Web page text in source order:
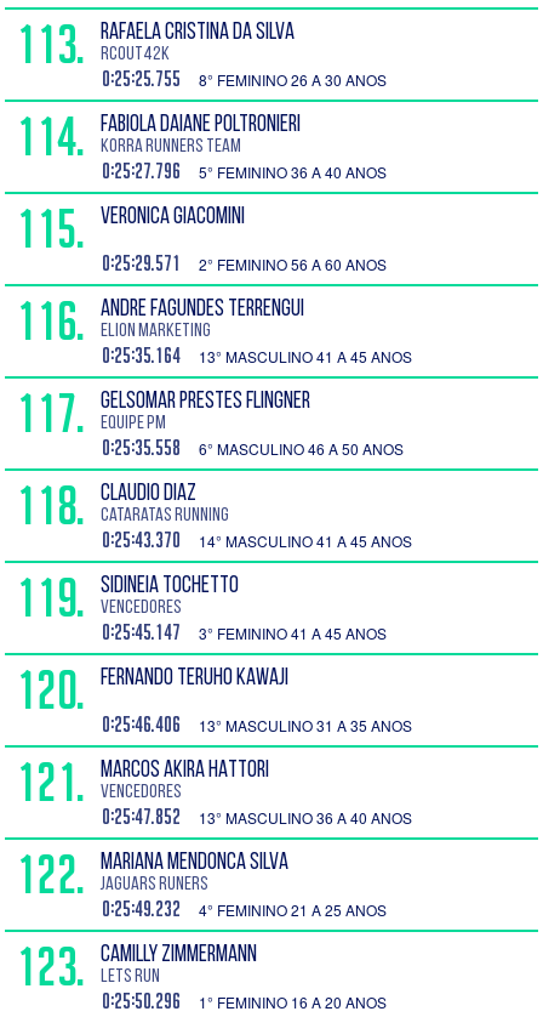
113. RAFAELA CRISTINA DA SILVA
RCOUT42K
0:25:25.755 8° FEMININO 26 A 30 ANOS
114. FABIOLA DAIANE POLTRONIERI
Korra Runners TEAM
0:25:27.796 5° FEMININO 36 A 40 ANOS
115. VERONICA GIACOMINI
0:25:29.571 2° FEMININO 56 A 60 ANOS
116. ANDRE FAGUNDES TERRENGUI
Elion Marketing
0:25:35.164 13° MASCULINO 41 A 45 ANOS
117. GELSOMAR PRESTES FLINGNER
EQUIPE PM
0:25:35.558 6° MASCULINO 46 A 50 ANOS
118. CLAUDIO DIAZ
Cataratas Running
0:25:43.370 14° MASCULINO 41 A 45 ANOS
119. SIDINEIA TOCHETTO
Vencedores
0:25:45.147 3° FEMININO 41 A 45 ANOS
120. FERNANDO TERUHO KAWAJI
0:25:46.406 13° MASCULINO 31 A 35 ANOS
121. MARCOS AKIRA HATTORI
Vencedores
0:25:47.852 13° MASCULINO 36 A 40 ANOS
122. MARIANA MENDONCA SILVA
Jaguars Runers
0:25:49.232 4° FEMININO 21 A 25 ANOS
123. CAMILLY ZIMMERMANN
Lets Run
0:25:50.296 1° FEMININO 16 A 20 ANOS